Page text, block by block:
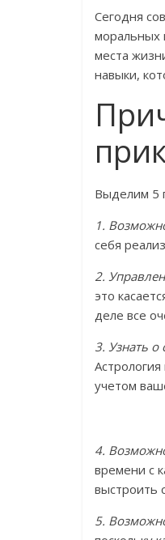
Сегодня
моральных
места
навыки,
Выделим 5
1.
себя
2.
это
деле все
3. Узнать
учетом
4.
времени с
выстроить
5.